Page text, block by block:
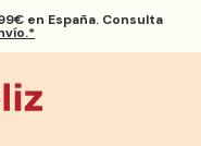
en España. Consulta